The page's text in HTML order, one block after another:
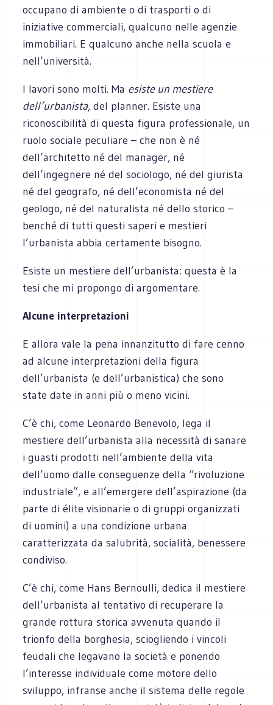
occupano di ambiente o di trasporti o di
iniziative commerciali, qualcuno nelle agenzie
immobiliari. E qualcuno anche nella scuola e
nell’università.
I lavori sono molti. Ma esiste un mestiere
dell’urbanista, del planner. Esiste una
riconoscibilità di questa figura professionale, un
ruolo sociale peculiare – che non è né
dell’architetto né del manager, né
dell’ingegnere né del sociologo, né del giurista
né del geografo, né dell’economista né del
geologo, né del naturalista né dello storico –
benché di tutti questi saperi e mestieri
l’urbanista abbia certamente bisogno.
Esiste un mestiere dell’urbanista: questa è la
tesi che mi propongo di argomentare.
Alcune interpretazioni
E allora vale la pena innanzitutto di fare cenno
ad alcune interpretazioni della figura
dell’urbanista (e dell’urbanistica) che sono
state date in anni più o meno vicini.
C’è chi, come Leonardo Benevolo, lega il
mestiere dell’urbanista alla necessità di sanare
i guasti prodotti nell’ambiente della vita
dell’uomo dalle conseguenze della “rivoluzione
industriale”, e all’emergere dell’aspirazione (da
parte di élite visionarie o di gruppi organizzati
di uomini) a una condizione urbana
caratterizzata da salubrità, socialità, benessere
condiviso.
C’è chi, come Hans Bernoulli, dedica il mestiere
dell’urbanista al tentativo di recuperare la
grande rottura storica avvenuta quando il
trionfo della borghesia, sciogliendo i vincoli
feudali che legavano la società e ponendo
l’interesse individuale come motore dello
sviluppo, infranse anche il sistema delle regole